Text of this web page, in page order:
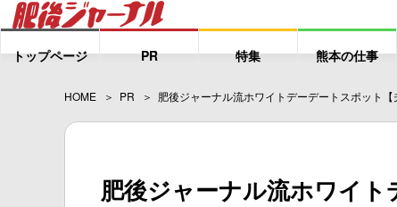
トップページ PR 特集 熊本の仕事
HOME PR 肥後ジャーナル流ホワイトデーデートスポット【
肥後ジャーナル流ホワイ